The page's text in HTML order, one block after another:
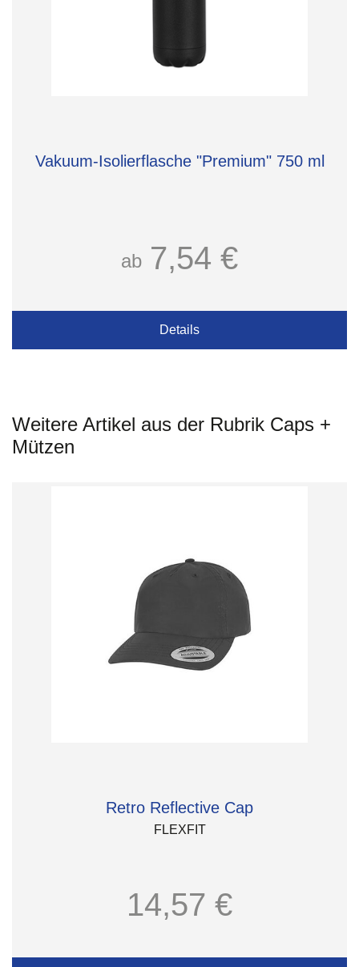
Vakuum-Isolierflasche "Premium" 750 ml
ab 7,54 €
Details
Weitere Artikel aus der Rubrik Caps +
Mützen
Retro Reflective Cap
FLEXFIT
14,57 €